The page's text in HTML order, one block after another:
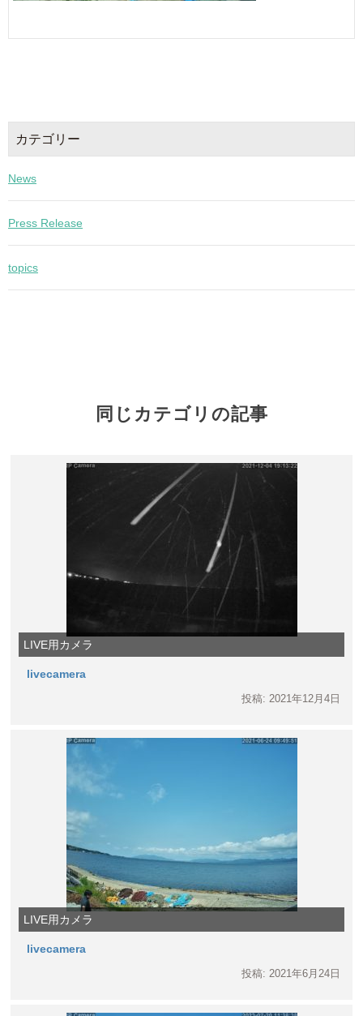
カテゴリー
News
Press Release
topics
同じカテゴリの記事
LIVE用カメラ
livecamera
投稿: 2021年12月4日
LIVE用カメラ
livecamera
投稿: 2021年6月24日